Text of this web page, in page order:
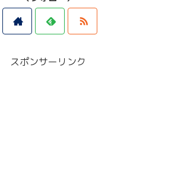
スポンサーリンク